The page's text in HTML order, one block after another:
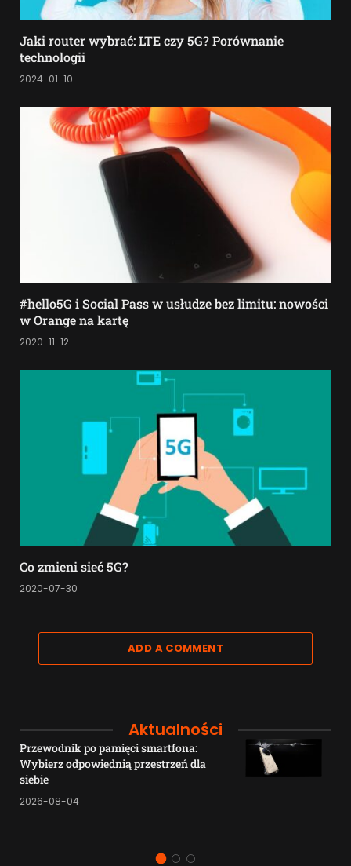
Jaki router wybrać: LTE czy 5G? Porównanie
technologii
2024-01-10
#hello5G i Social Pass w usłudze bez limitu: nowości
w Orange na kartę
2020-11-12
Co zmieni sieć 5G?
2020-07-30
ADD A COMMENT
Aktualności
Przewodnik po pamięci smartfona:
Wybierz odpowiednią przestrzeń dla
siebie
2026-08-04